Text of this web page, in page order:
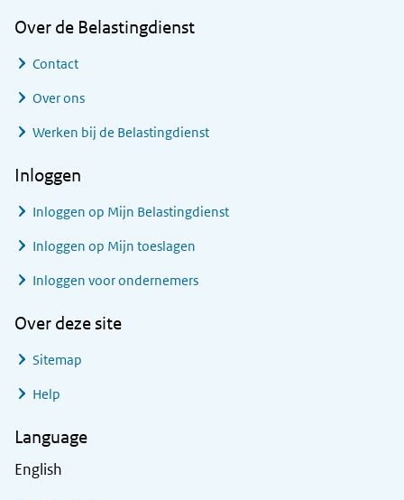
Over de Belastingdienst
Contact
Over ons
Werken bij de Belastingdienst
Inloggen
Inloggen op Mijn Belastingdienst
Inloggen op Mijn toeslagen
Inloggen voor ondernemers
Over deze site
Sitemap
Help
Language
English